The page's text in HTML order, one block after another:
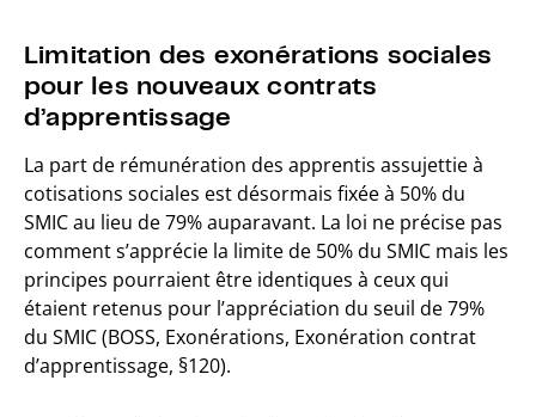
Limitation des exonérations sociales
pour les nouveaux contrats
d’apprentissage
La part de rémunération des apprentis assujettie à
cotisations sociales est désormais fixée à 50% du
SMIC au lieu de 79% auparavant. La loi ne précise pas
comment s’apprécie la limite de 50% du SMIC mais les
principes pourraient être identiques à ceux qui
étaient retenus pour l’appréciation du seuil de 79%
du SMIC (BOSS, Exonérations, Exonération contrat
d’apprentissage, §120).